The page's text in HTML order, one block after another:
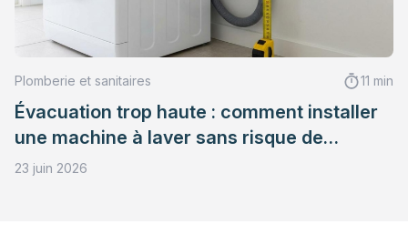
Plomberie et sanitaires 11 min
Évacuation trop haute : comment installer
une machine à laver sans risque de
refoulement ?
23 juin 2026